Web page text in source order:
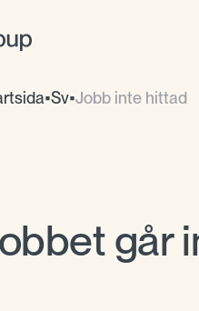
•Sv•Jobb inte hittad
går